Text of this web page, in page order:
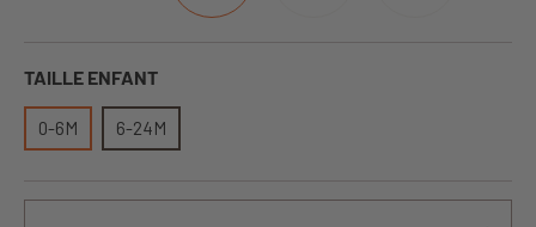
TAILLE ENFANT
0-6M 6-24M